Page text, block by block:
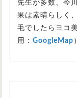
先生が多数、今
果は素晴らしく
毛でしたらヨコ
用： GoogleMap ）